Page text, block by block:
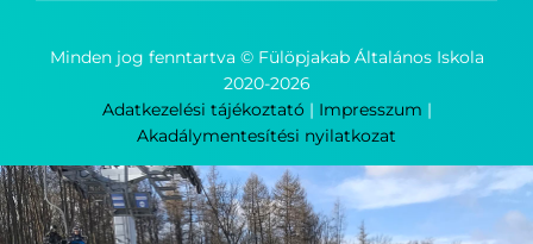
Minden jog fenntartva © Fülöpjakab Általános Iskola
2020-2026
Adatkezelési tájékoztató | Impresszum |
Akadálymentesítési nyilatkozat